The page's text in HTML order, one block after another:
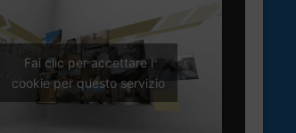
Fai clic per accettare i
cookie per questo servizio